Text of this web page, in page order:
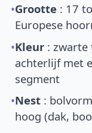
•Grootte : 17
Europese
•Kleur :
achterlijf met
segment
•Nest :
hoog (dak,